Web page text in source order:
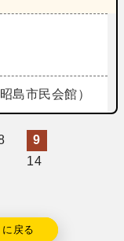
島市民会館）
9
14
戻る